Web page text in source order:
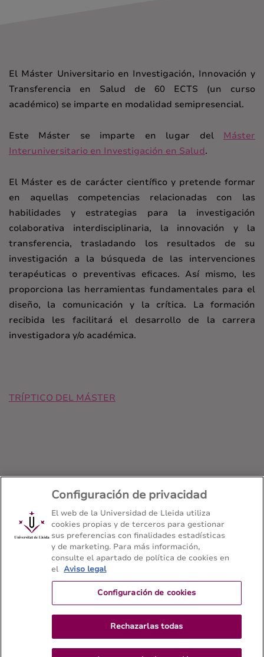
El Máster Universitario en Investigación, Innovación y
Transferencia en Salud de 60 ECTS (un curso
académico) se imparte en modalidad semipresencial.
Este Máster se imparte en lugar del Máster
Interuniversitario en Investigación en Salud.
El Máster es de carácter científico y pretende formar
en aquellas competencias relacionadas con las
habilidades y estrategias para la investigación
colaborativa interdisciplinaria, la innovación y la
transferencia, trasladando los resultados de su
investigación a la búsqueda de las intervenciones
terapéuticas o preventivas eficaces. Así mismo, les
proporciona las herramientas fundamentales para el
diseño, la comunicación y la crítica. La formación
recibida les facilitará el desarrollo de la carrera
investigadora y/o académica.
TRÍPTICO DEL MÁSTER
Máster universitario en Investigación,
Innovación y Transferencia en Salud
Facultad de Enfermería y Fisioterapia - Universitat de
Contacto
Configuración de privacidad
El web de la Universidad de Lleida utiliza
cookies propias y de terceros para gestionar
sus preferencias con finalidades estadísticas
y de marketing. Para más información,
consulte el apartado de política de cookies en
el Aviso legal
Configuración de cookies
Rechazarlas todas